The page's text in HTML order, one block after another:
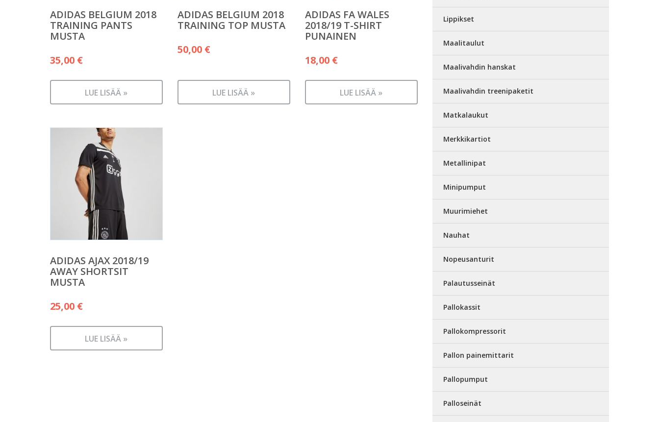
ADIDAS BELGIUM 2018
TRAINING PANTS
MUSTA
35,00 €
LUE LISÄÄ »
ADIDAS BELGIUM 2018
TRAINING TOP MUSTA
50,00 €
LUE LISÄÄ »
ADIDAS FA WALES
2018/19 T-SHIRT
PUNAINEN
18,00 €
LUE LISÄÄ »
ADIDAS AJAX 2018/19
AWAY SHORTSIT
MUSTA
25,00 €
LUE LISÄÄ »
Lippikset
Maalitaulut
Maalivahdin hanskat
Maalivahdin treenipaketit
Matkalaukut
Merkkikartiot
Metallinipat
Minipumput
Muurimiehet
Nauhat
Nopeusanturit
Palautusseinät
Pallokassit
Pallokompressorit
Pallon painemittarit
Pallopumput
Palloseinät